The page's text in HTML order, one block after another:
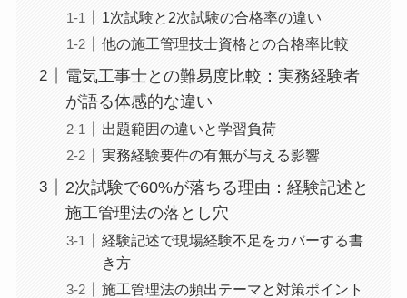
1次試験と2次試験の合格率の違い
他の施工管理技士資格との合格率比較
電気工事士との難易度比較：実務経験者
が語る体感的な違い
出題範囲の違いと学習負荷
実務経験要件の有無が与える影響
2次試験で60%が落ちる理由：経験記述と
施工管理法の落とし穴
経験記述で現場経験不足をカバーする書
き方
施工管理法の頻出テーマと対策ポイント